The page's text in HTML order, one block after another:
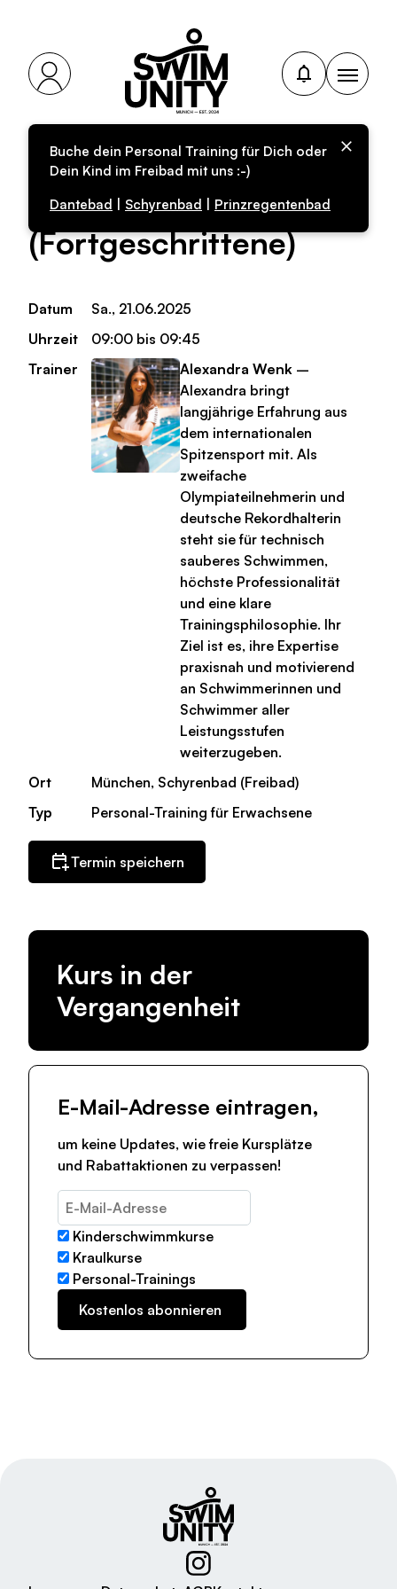
Buche dein Personal Training für Dich oder
Dein Kind im Freibad mit uns :-)
Dantebad
Schyrenbad Prinzregentenbad
Personal-Training für
Kinder
(Fortgeschrittene)
Datum
Sa., 21.06.2025
Uhrzeit
09:00 bis 09:45
Trainer
Alexandra Wenk –
Alexandra bringt
langjährige Erfahrung aus
dem internationalen
Spitzensport mit. Als
zweifache
Olympiateilnehmerin und
deutsche Rekordhalterin
steht sie für technisch
sauberes Schwimmen,
höchste Professionalität
und eine klare
Trainingsphilosophie. Ihr
Ziel ist es, ihre Expertise
praxisnah und motivierend
an Schwimmerinnen und
Schwimmer aller
Leistungsstufen
weiterzugeben.
Ort
München, Schyrenbad (Freibad)
Typ
Personal-Training für Erwachsene
Termin speichern
Kurs in der
Vergangenheit
E-Mail-Adresse eintragen,
um keine Updates, wie freie Kursplätze
und Rabattaktionen zu verpassen!
Kinderschwimmkurse
Kraulkurse
Personal-Trainings